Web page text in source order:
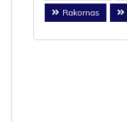
Rakornas